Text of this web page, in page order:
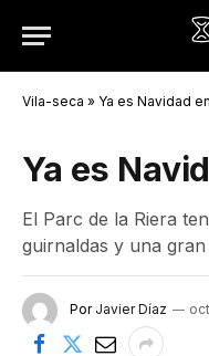
Vila-seca » Ya es Navidad
Ya es
El Parc de la Riera
guirnaldas y una
Por Javier Díaz